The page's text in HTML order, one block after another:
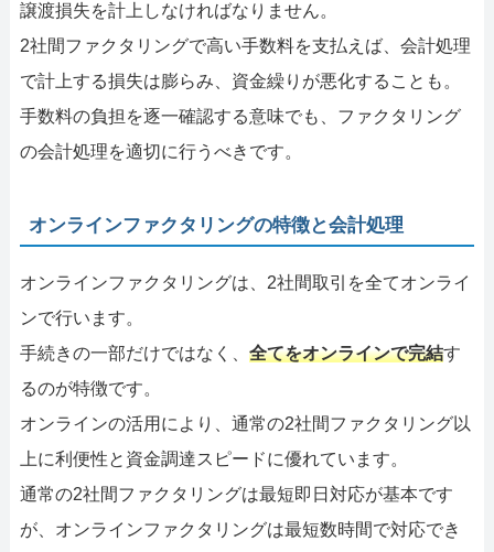
譲渡損失を計上しなければなりません。
2社間ファクタリングで高い手数料を支払えば、会計処理
で計上する損失は膨らみ、資金繰りが悪化することも。
手数料の負担を逐一確認する意味でも、ファクタリング
の会計処理を適切に行うべきです。
オンラインファクタリングの特徴と会計処理
オンラインファクタリングは、2社間取引を全てオンライ
ンで行います。
手続きの一部だけではなく、 全てをオンラインで完結す
るのが特徴です。
オンラインの活用により、通常の2社間ファクタリング以
上に利便性と資金調達スピードに優れています。
通常の2社間ファクタリングは最短即日対応が基本です
が、オンラインファクタリングは最短数時間で対応でき